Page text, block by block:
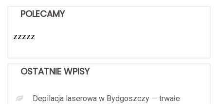
POLECAMY
zzzzz
OSTATNIE WPISY
Depilacja laserowa w Bydgoszczy — trwałe